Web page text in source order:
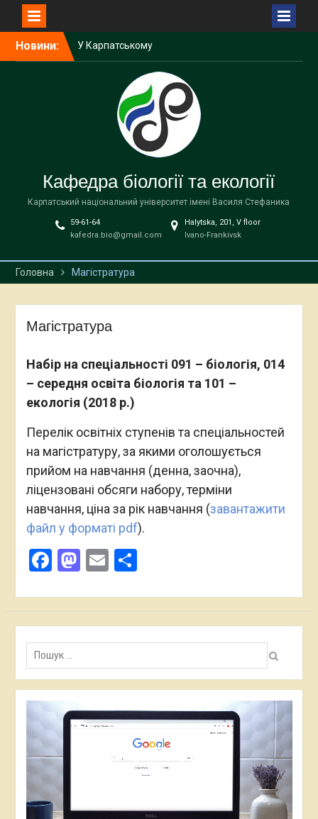
Новини:
У Карпатському
національному
університеті імені Василя
Стефаника відбудеться
міжнародна науково-
практична зустріч
Викладачка кафедри
біології та екології
програми SheLeads
У Карпатському
національному
університеті завершилася
дводенна науково-
присвячена
природоохоронним
Кафедра біології та екології
Карпатський національний університет імені Василя Стефаника
59-61-64
kafedra.bio@gmail.com
Halytska, 201, V floor
Ivano-Frankivsk
Головна Магістратура
Магістратура
Набір на спеціальності 091 – біологія, 014
– середня освіта біологія та 101 –
екологія (2018 р.)
Перелік освітніх ступенів та спеціальностей
на магістратуру, за якими оголошується
прийом на навчання (денна, заочна),
ліцензовані обсяги набору, терміни
навчання, ціна за рік навчання (завантажити
файл у форматі pdf).
Facebook
Mastodon
EmailПоділитися
Пошук: